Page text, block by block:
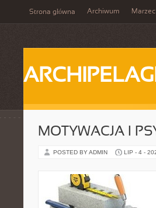
Strona główna Archiwum Marzec
MOTYWACJA I
POSTED BY ADMIN LIP - 4 -